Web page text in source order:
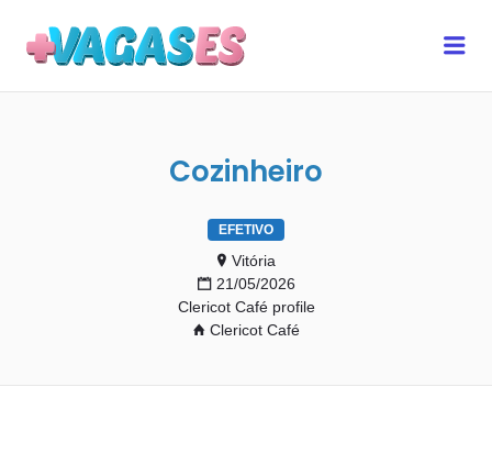
Cozinheiro
EFETIVO
Vitória
21/05/2026
Clericot Café profile
Clericot Café